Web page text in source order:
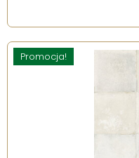
Promocja!